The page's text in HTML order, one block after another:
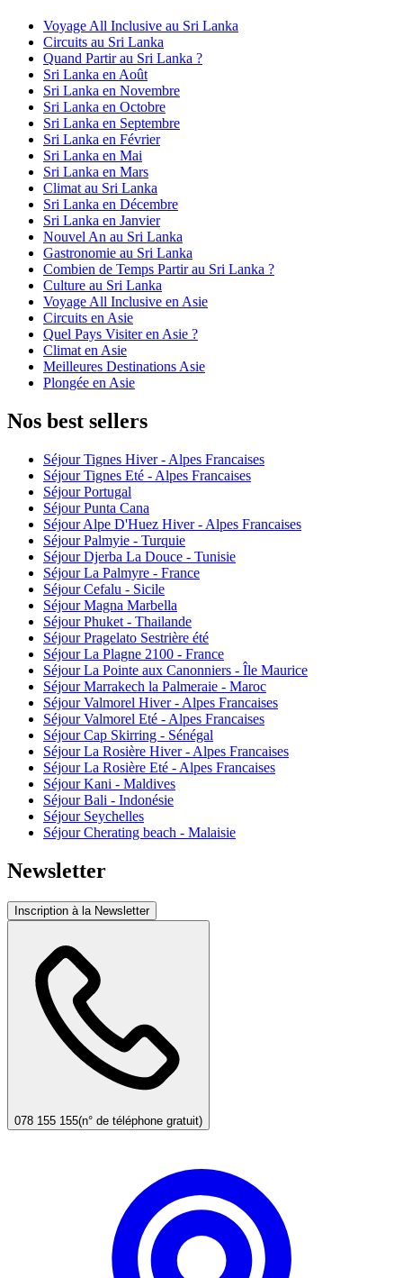
Voyage All Inclusive au Sri Lanka
Circuits au Sri Lanka
Quand Partir au Sri Lanka ?
Sri Lanka en Août
Sri Lanka en Novembre
Sri Lanka en Octobre
Sri Lanka en Septembre
Sri Lanka en Février
Sri Lanka en Mai
Sri Lanka en Mars
Climat au Sri Lanka
Sri Lanka en Décembre
Sri Lanka en Janvier
Nouvel An au Sri Lanka
Gastronomie au Sri Lanka
Combien de Temps Partir au Sri Lanka ?
Culture au Sri Lanka
Voyage All Inclusive en Asie
Circuits en Asie
Quel Pays Visiter en Asie ?
Climat en Asie
Meilleures Destinations Asie
Plongée en Asie
Nos best sellers
Séjour Tignes Hiver - Alpes Francaises
Séjour Tignes Eté - Alpes Francaises
Séjour Portugal
Séjour Punta Cana
Séjour Alpe D'Huez Hiver - Alpes Francaises
Séjour Palmyie - Turquie
Séjour Djerba La Douce - Tunisie
Séjour La Palmyre - France
Séjour Cefalu - Sicile
Séjour Magna Marbella
Séjour Phuket - Thailande
Séjour Pragelato Sestrière été
Séjour La Plagne 2100 - France
Séjour La Pointe aux Canonniers - Île Maurice
Séjour Marrakech la Palmeraie - Maroc
Séjour Valmorel Hiver - Alpes Francaises
Séjour Valmorel Eté - Alpes Francaises
Séjour Cap Skirring - Sénégal
Séjour La Rosière Hiver - Alpes Francaises
Séjour La Rosière Eté - Alpes Francaises
Séjour Kani - Maldives
Séjour Bali - Indonésie
Séjour Seychelles
Séjour Cherating beach - Malaisie
Newsletter
Inscription à la Newsletter
078 155 155(n° de téléphone gratuit)